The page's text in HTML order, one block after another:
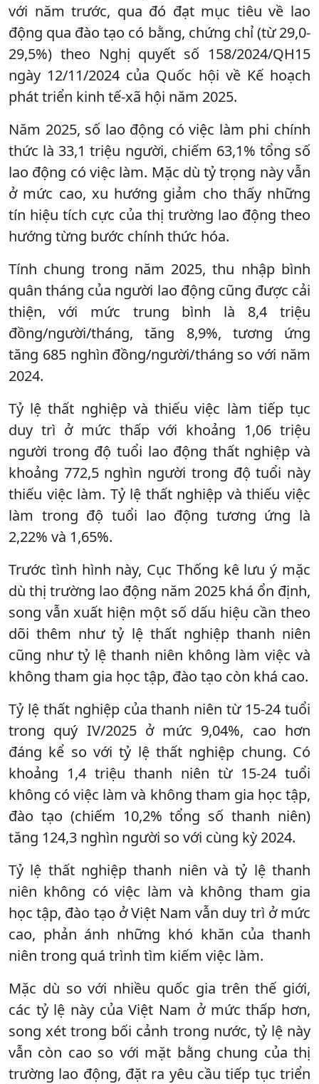
với năm trước, qua đó đạt mục tiêu về lao
động qua đào tạo có bằng, chứng chỉ (từ 29,0-
29,5%) theo Nghị quyết số 158/2024/QH15
ngày 12/11/2024 của Quốc hội về Kế hoạch
phát triển kinh tế-xã hội năm 2025.
Năm 2025, số lao động có việc làm phi chính
thức là 33,1 triệu người, chiếm 63,1% tổng số
lao động có việc làm. Mặc dù tỷ trọng này vẫn
ở mức cao, xu hướng giảm cho thấy những
tín hiệu tích cực của thị trường lao động theo
hướng từng bước chính thức hóa.
Tính chung trong năm 2025, thu nhập bình
quân tháng của người lao động cũng được cải
thiện, với mức trung bình là 8,4 triệu
đồng/người/tháng, tăng 8,9%, tương ứng
tăng 685 nghìn đồng/người/tháng so với năm
2024.
Tỷ lệ thất nghiệp và thiếu việc làm tiếp tục
duy trì ở mức thấp với khoảng 1,06 triệu
người trong độ tuổi lao động thất nghiệp và
khoảng 772,5 nghìn người trong độ tuổi này
thiếu việc làm. Tỷ lệ thất nghiệp và thiếu việc
làm trong độ tuổi lao động tương ứng là
2,22% và 1,65%.
Trước tình hình này, Cục Thống kê lưu ý mặc
dù thị trường lao động năm 2025 khá ổn định,
song vẫn xuất hiện một số dấu hiệu cần theo
dõi thêm như tỷ lệ thất nghiệp thanh niên
cũng như tỷ lệ thanh niên không làm việc và
không tham gia học tập, đào tạo còn khá cao.
Tỷ lệ thất nghiệp của thanh niên từ 15-24 tuổi
trong quý IV/2025 ở mức 9,04%, cao hơn
đáng kể so với tỷ lệ thất nghiệp chung. Có
khoảng 1,4 triệu thanh niên từ 15-24 tuổi
không có việc làm và không tham gia học tập,
đào tạo (chiếm 10,2% tổng số thanh niên)
tăng 124,3 nghìn người so với cùng kỳ 2024.
Tỷ lệ thất nghiệp thanh niên và tỷ lệ thanh
niên không có việc làm và không tham gia
học tập, đào tạo ở Việt Nam vẫn duy trì ở mức
cao, phản ánh những khó khăn của thanh
niên trong quá trình tìm kiếm việc làm.
Mặc dù so với nhiều quốc gia trên thế giới,
các tỷ lệ này của Việt Nam ở mức thấp hơn,
song xét trong bối cảnh trong nước, tỷ lệ này
vẫn còn cao so với mặt bằng chung của thị
trường lao động, đặt ra yêu cầu tiếp tục triển